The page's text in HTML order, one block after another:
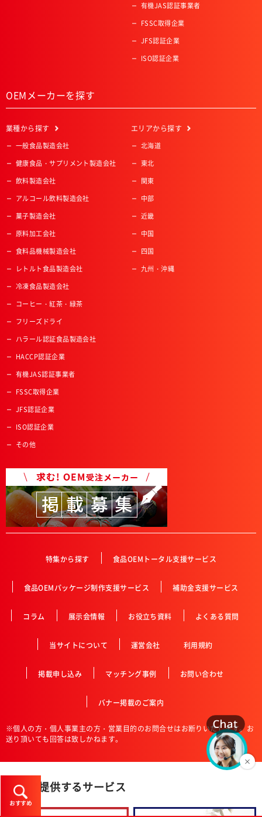
おすすめ
有機JAS認証事業者
FSSC取得企業
JFS認証企業
ISO認証企業
OEMメーカーを探す
業種から探す
一般食品製造会社
健康食品・サプリメント製造会社
飲料製造会社
アルコール飲料製造会社
菓子製造会社
原料加工会社
食料品機械製造会社
レトルト食品製造会社
冷凍食品製造会社
コーヒー・紅茶・緑茶
フリーズドライ
ハラール認証食品製造会社
HACCP認証企業
有機JAS認証事業者
FSSC取得企業
JFS認証企業
ISO認証企業
その他
エリアから探す
北海道
東北
関東
中部
近畿
中国
四国
九州・沖縄
特集から探す 食品OEMトータル支援サービス
食品OEMパッケージ制作支援サービス 補助金支援サービス
コラム 展示会情報 お役立ち資料 よくある質問
当サイトについて 運営会社 利用規約
掲載申し込み マッチング事例 お問い合わせ
バナー掲載のご案内
※個人の方・個人事業主の方・営業目的のお問合せはお断りいたします。お
送り頂いても回答は致しかねます。
丸信の提供するサービス